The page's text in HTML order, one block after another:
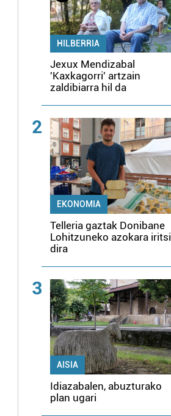
HILBERRIA
Jexux Mendizabal
'Kaxkagorri' artzain
zaldibiarra hil da
2
EKONOMIA
Telleria gaztak Donibane
Lohitzuneko azokara iritsi
dira
3
AISIA
Idiazabalen, abuzturako
plan ugari